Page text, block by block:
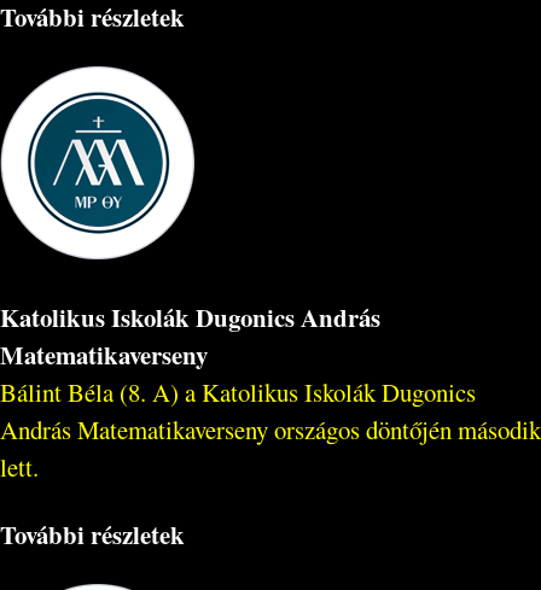
További részletek
Katolikus Iskolák Dugonics András
Matematikaverseny
Bálint Béla (8. A) a Katolikus Iskolák Dugonics
András Matematikaverseny országos döntőjén második
lett.
További részletek